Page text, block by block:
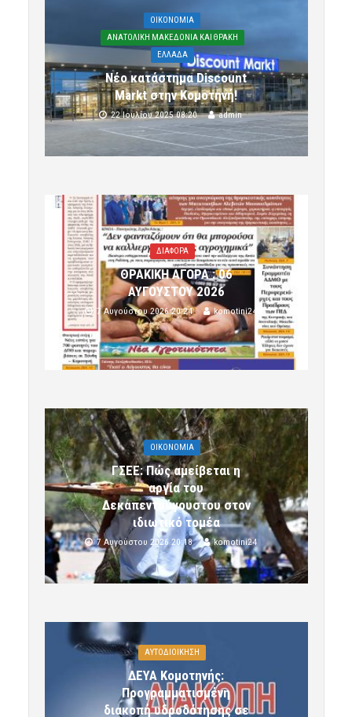
OIKONOMIA
ΑΝΑΤΟΛΙΚΗ ΜΑΚΕΔΟΝΙΑ ΚΑΙ ΘΡΑΚΗ
ΕΛΛΑΔΑ
Νέο κατάστημα Discount
Markt στην Κομοτηνή!
22 Ιουλίου 2025 08:20 admin
ΔΙΑΦΟΡΑ
ΘΡΑΚΙΚΗ ΑΓΟΡΑ : 06
ΑΥΓΟΥΣΤΟΥ 2026
7 Αυγούστου 2026 20:24 komotini24
OIKONOMIA
ΓΣΕΕ: Πώς αμείβεται η
αργία του
Δεκαπενταύγουστου στον
ιδιωτικό τομέα
7 Αυγούστου 2026 20:18 komotini24
ΑΥΤΟΔΙΟΙΚΗΣΗ
ΔΕΥΑ Κομοτηνής:
Προγραμματισμένη
διακοπή υδροδότησης σε